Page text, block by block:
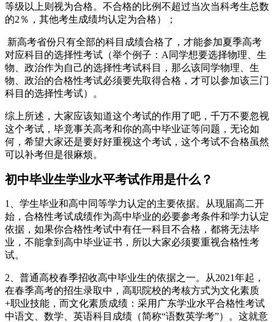
等级以上则视为合格。不合格的比例不超过当次当科考生总数
的2％，其他考生成绩均认定为合格）；
新高考省份只有全部的科目成绩合格了，才能参加夏季高考
对应科目的选择性考试（举个例子：A同学想要选择物理、生
物、政治作为自己的选择性考试科目，那么该同学物理、生
物、政治的合格性考试必须要先取得合格，才可以参加该三门
科目的选择性考试）。
综上所述，大家应该知道这个考试的作用了吧，千万不要忽视
这个考试，毕竟事关高考和你的高中毕业证等问题，无论如
何，希望大家还是要好好重视这个考试，这个考试不合格虽然
可以补考但是很麻烦。
初中毕业生学业水平考试作用是什么？
1、学生毕业和高中同等学力认定的主要依据。从现届高二开
始，合格性考试成绩作为高中毕业的必要参考条件和学力认定
依据，如果你合格性考试中有任一科目不合格，都将无法毕
业，不能拿到高中毕业证书，所以大家必须要重视合格性考
试。
2、普通高校春季招收高中毕业生的依据之一。从2021年起，
在春季高考的招生录取中，高职院校的考核方式为文化素质
+职业技能，而文化素质成绩：采用广东学业水平合格性考试
中语文、数学、英语科目成绩（简称“语数英学考”）。这就意